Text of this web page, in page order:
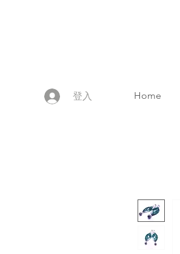
登入 Home